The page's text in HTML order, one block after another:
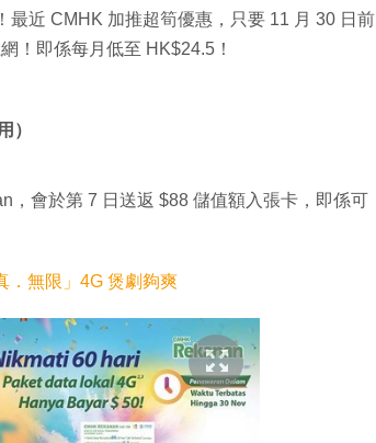
近 CMHK 加推超筍優惠，只要 11 月 30 日前
！即係每月低至 HK$24.5！
）
，會於第 7 日送返 $88 儲值額入張卡，即係可
．無限」4G 煲劇夠爽